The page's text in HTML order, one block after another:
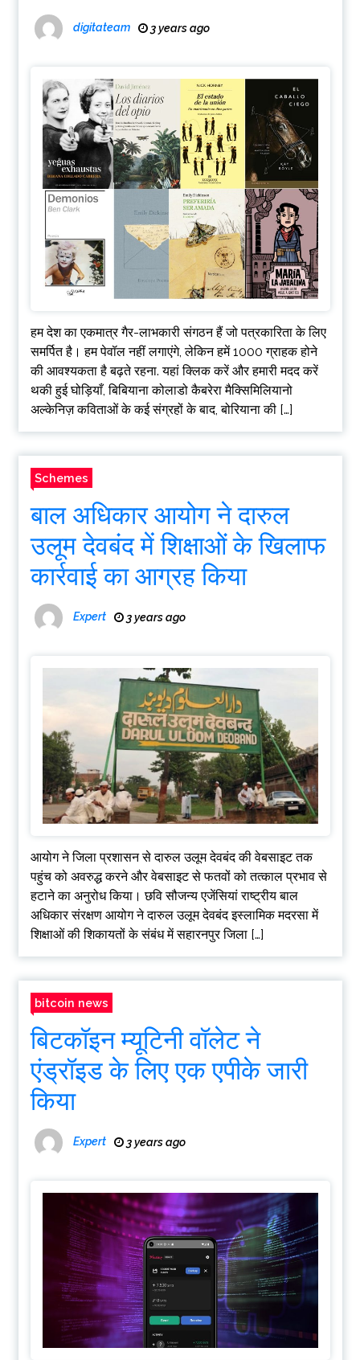
digitateam 3 years ago
हम देश का एकमात्र गैर-लाभकारी संगठन हैं जो पत्रकारिता के लिए
समर्पित है। हम पेवॉल नहीं लगाएंगे, लेकिन हमें 1000 ग्राहक होने
की आवश्यकता है बढ़ते रहना. यहां क्लिक करें और हमारी मदद करें
थकी हुई घोड़ियाँ, बिबियाना कोलाडो कैबरेरा मैक्सिमिलियानो
अल्केनिज़ कविताओं के कई संग्रहों के बाद, बोरियाना की […]
Schemes
बाल अधिकार आयोग ने दारुल
उलूम देवबंद में शिक्षाओं के खिलाफ
कार्रवाई का आग्रह किया
Expert 3 years ago
आयोग ने जिला प्रशासन से दारुल उलूम देवबंद की वेबसाइट तक
पहुंच को अवरुद्ध करने और वेबसाइट से फतवों को तत्काल प्रभाव से
हटाने का अनुरोध किया। छवि सौजन्य एजेंसियां राष्ट्रीय बाल
अधिकार संरक्षण आयोग ने दारुल उलूम देवबंद इस्लामिक मदरसा में
शिक्षाओं की शिकायतों के संबंध में सहारनपुर जिला […]
bitcoin news
बिटकॉइन म्यूटिनी वॉलेट ने
एंड्रॉइड के लिए एक एपीके जारी
किया
Expert 3 years ago